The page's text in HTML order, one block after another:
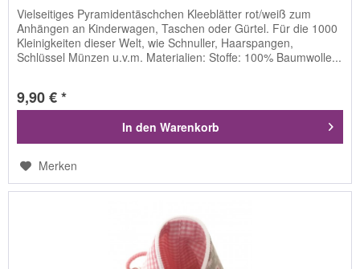
Vielseitiges Pyramidentäschchen Kleeblätter rot/weiß zum
Anhängen an Kinderwagen, Taschen oder Gürtel. Für die 1000
Kleinigkeiten dieser Welt, wie Schnuller, Haarspangen,
Schlüssel Münzen u.v.m. Materialien: Stoffe: 100% Baumwolle...
9,90 € *
In den Warenkorb
Merken